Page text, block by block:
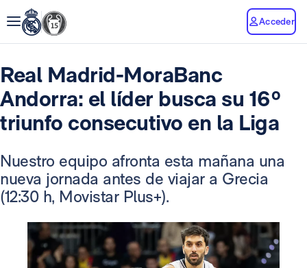
Acceder
Real Madrid-MoraBanc
Andorra: el líder busca su 16º
triunfo consecutivo en la Liga
Nuestro equipo afronta esta mañana una
nueva jornada antes de viajar a Grecia
(12:30 h, Movistar Plus+).